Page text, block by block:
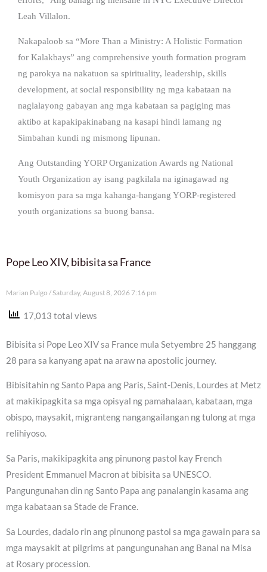
Leah Villalon.
Nakapaloob sa “More Than a Ministry: A Holistic Formation
for Kalakbays” ang comprehensive youth formation program
ng parokya na nakatuon sa spirituality, leadership, skills
development, at social responsibility ng mga kabataan na
naglalayong gabayan ang mga kabataan sa pagiging mas
aktibo at kapakipakinabang na kasapi hindi lamang ng
Simbahan kundi ng mismong lipunan.
Ang Outstanding YORP Organization Awards ng National
Youth Organization ay isang pagkilala na iginagawad ng
komisyon para sa mga kahanga-hangang YORP-registered
youth organizations sa buong bansa.
Pope Leo XIV, bibisita sa France
Marian Pulgo Saturday, August 8, 2026 7:16 pm
17,013 total views
Bibisita si Pope Leo XIV sa France mula Setyembre 25 hanggang
28 para sa kanyang apat na araw na apostolic journey.
Bibisitahin ng Santo Papa ang Paris, Saint-Denis, Lourdes at Metz
at makikipagkita sa mga opisyal ng pamahalaan, kabataan, mga
obispo, maysakit, migranteng nangangailangan ng tulong at mga
relihiyoso.
Sa Paris, makikipagkita ang pinunong pastol kay French
President Emmanuel Macron at bibisita sa UNESCO.
Pangungunahan din ng Santo Papa ang panalangin kasama ang
mga kabataan sa Stade de France.
Sa Lourdes, dadalo rin ang pinunong pastol sa mga gawain para sa
mga maysakit at pilgrims at pangungunahan ang Banal na Misa
at Rosary procession.